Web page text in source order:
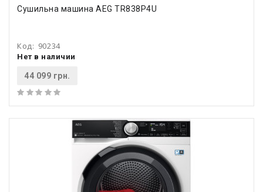
Сушильна машина AEG TR838P4U
Код: 90234
Нет в наличии
44 099 грн.